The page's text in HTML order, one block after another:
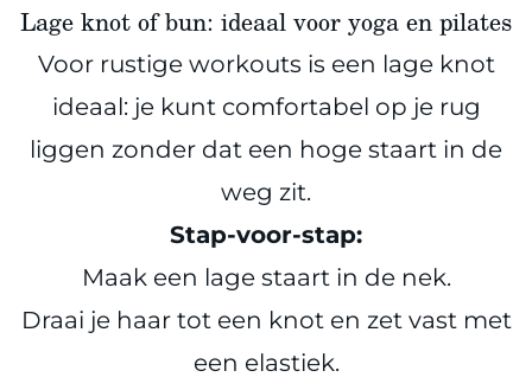
Lage knot of bun: ideaal voor yoga en pilates
Voor rustige workouts is een lage knot
ideaal: je kunt comfortabel op je rug
liggen zonder dat een hoge staart in de
weg zit.
Stap-voor-stap:
Maak een lage staart in de nek.
Draai je haar tot een knot en zet vast met
een elastiek.